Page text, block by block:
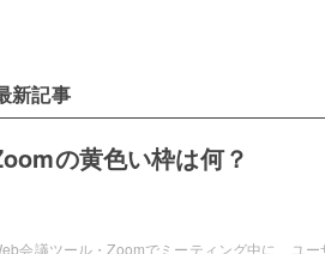
新記事
の黄色い枠は何？